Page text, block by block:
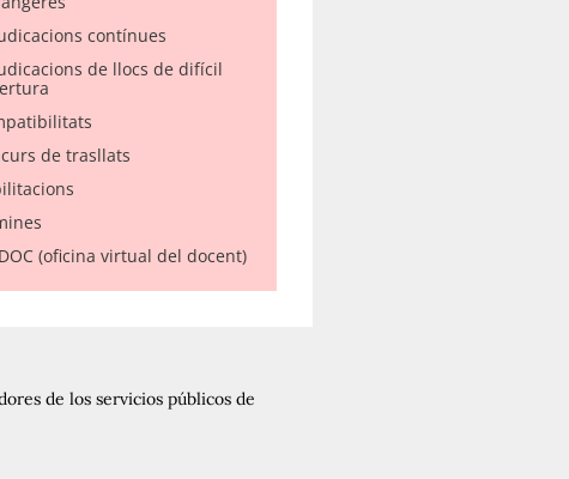
contínues
de llocs de difícil
de trasllats
(oficina virtual del docent)
de los servicios públicos de